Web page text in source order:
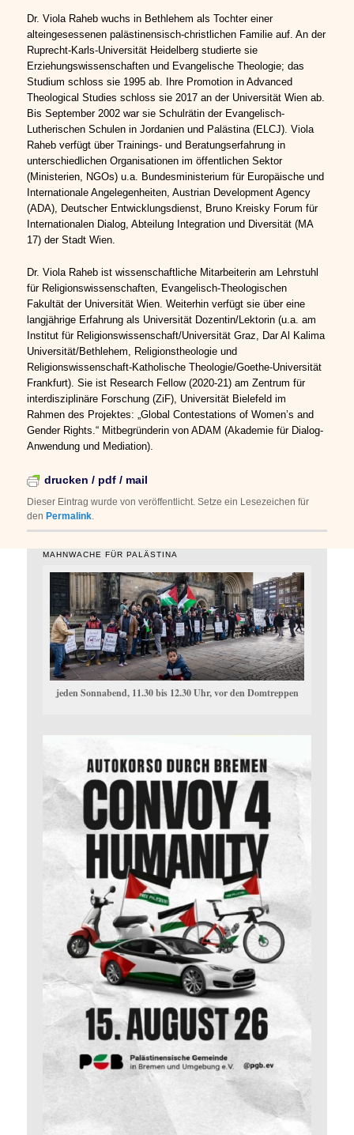
Dr. Viola Raheb wuchs in Bethlehem als Tochter einer
alteingesessenen palästinensisch-christlichen Familie auf. An der
Ruprecht-Karls-Universität Heidelberg studierte sie
Erziehungswissenschaften und Evangelische Theologie; das
Studium schloss sie 1995 ab. Ihre Promotion in Advanced
Theological Studies schloss sie 2017 an der Universität Wien ab.
Bis September 2002 war sie Schulrätin der Evangelisch-
Lutherischen Schulen in Jordanien und Palästina (ELCJ). Viola
Raheb verfügt über Trainings- und Beratungserfahrung in
unterschiedlichen Organisationen im öffentlichen Sektor
(Ministerien, NGOs) u.a. Bundesministerium für Europäische und
Internationale Angelegenheiten, Austrian Development Agency
(ADA), Deutscher Entwicklungsdienst, Bruno Kreisky Forum für
Internationalen Dialog, Abteilung Integration und Diversität (MA
17) der Stadt Wien.
Dr. Viola Raheb ist wissenschaftliche Mitarbeiterin am Lehrstuhl
für Religionswissenschaften, Evangelisch-Theologischen
Fakultät der Universität Wien. Weiterhin verfügt sie über eine
langjährige Erfahrung als Universität Dozentin/Lektorin (u.a. am
Institut für Religionswissenschaft/Universität Graz, Dar Al Kalima
Universität/Bethlehem, Religionstheologie und
Religionswissenschaft-Katholische Theologie/Goethe-Universität
Frankfurt). Sie ist Research Fellow (2020-21) am Zentrum für
interdisziplinäre Forschung (ZiF), Universität Bielefeld im
Rahmen des Projektes: „Global Contestations of Women’s and
Gender Rights.“ Mitbegründerin von ADAM (Akademie für Dialog-
Anwendung und Mediation).
drucken / pdf / mail
Dieser Eintrag wurde vonveröffentlicht. Setze ein Lesezeichen für
denPermalink
MAHNWACHE FÜR PALÄSTINA
jeden Sonnabend, 11.30 bis 12.30 Uhr, vor den Domtreppen